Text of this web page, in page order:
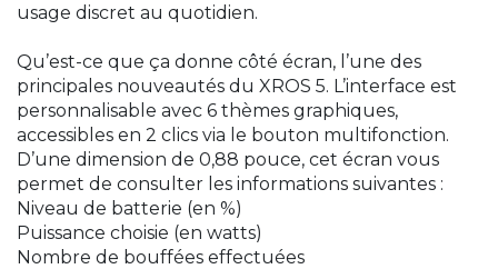
usage discret au quotidien.
Qu’est-ce que ça donne côté écran, l’une des
principales nouveautés du XROS 5. L’interface est
personnalisable avec 6 thèmes graphiques,
accessibles en 2 clics via le bouton multifonction.
D’une dimension de 0,88 pouce, cet écran vous
permet de consulter les informations suivantes :
Niveau de batterie (en %)
Puissance choisie (en watts)
Nombre de bouffées effectuées